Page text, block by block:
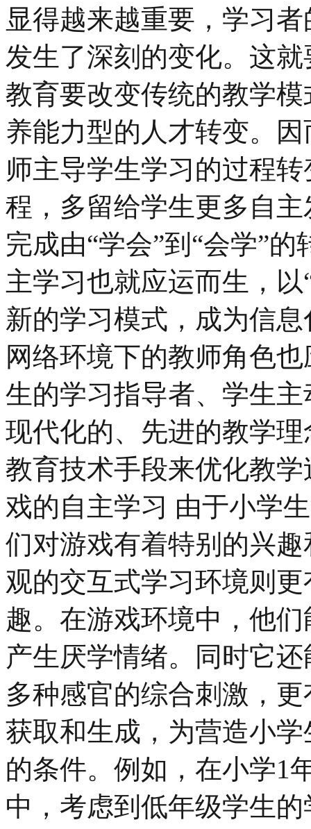
显得越来越重要，学习
发生了深刻的变化。这
教育要改变传统的教学
养能力型的人才转变。
师主导学生学习的过程
程，多留给学生更多自
完成由“学会”到“会学”
主学习也就应运而生，
新的学习模式，成为信
网络环境下的教师角色
生的学习指导者、学生
现代化的、先进的教学
教育技术手段来优化教
戏的自主学习 由于小学
们对游戏有着特别的兴
观的交互式学习环境则
趣。在游戏环境中，他
产生厌学情绪。同时它
多种感官的综合刺激，
获取和生成，为营造小
的条件。例如，在小学1
中，考虑到低年级学生